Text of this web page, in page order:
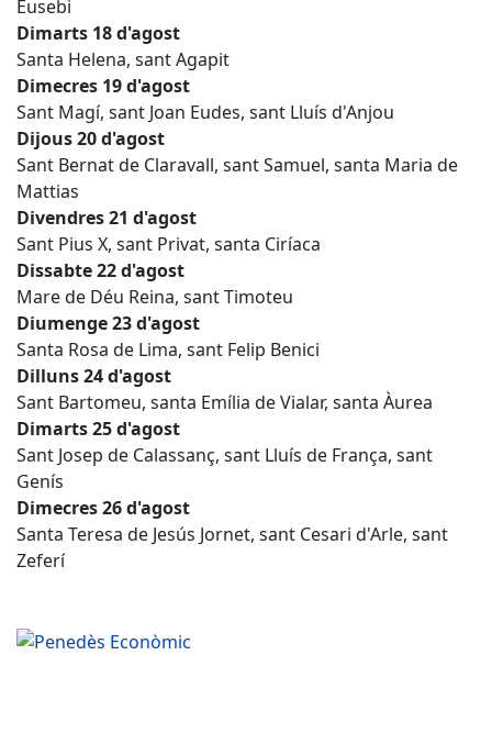
Eusebi
Dimarts 18 d'agost
Santa Helena, sant Agapit
Dimecres 19 d'agost
Sant Magí, sant Joan Eudes, sant Lluís d'Anjou
Dijous 20 d'agost
Sant Bernat de Claravall, sant Samuel, santa Maria de
Mattias
Divendres 21 d'agost
Sant Pius X, sant Privat, santa Ciríaca
Dissabte 22 d'agost
Mare de Déu Reina, sant Timoteu
Diumenge 23 d'agost
Santa Rosa de Lima, sant Felip Benici
Dilluns 24 d'agost
Sant Bartomeu, santa Emília de Vialar, santa Àurea
Dimarts 25 d'agost
Sant Josep de Calassanç, sant Lluís de França, sant
Genís
Dimecres 26 d'agost
Santa Teresa de Jesús Jornet, sant Cesari d'Arle, sant
Zeferí